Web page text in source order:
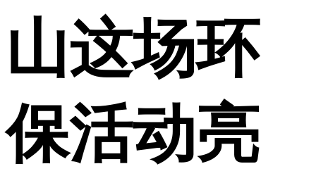
山这场环
保活动亮